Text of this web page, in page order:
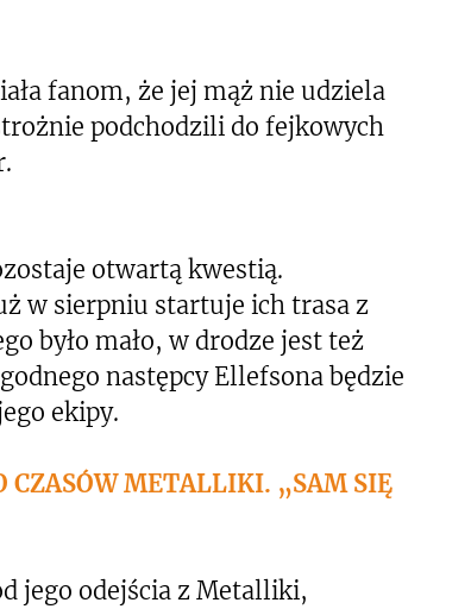
fanom, że jej mąż nie udziela
podchodzili do fejkowych
otwartą kwestią.
w sierpniu startuje ich trasa z
było mało, w drodze jest też
następcy Ellefsona będzie
ekipy.
CZASÓW METALLIKI. „SAM SIĘ
jego odejścia z Metalliki,